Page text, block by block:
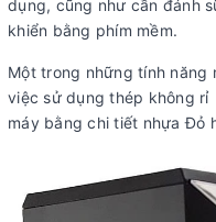
dụng, cũng như cần đánh
khiển bằng phím mềm.
Một trong những tính năng
việc sử dụng thép không
máy bằng chi tiết nhựa Đỏ